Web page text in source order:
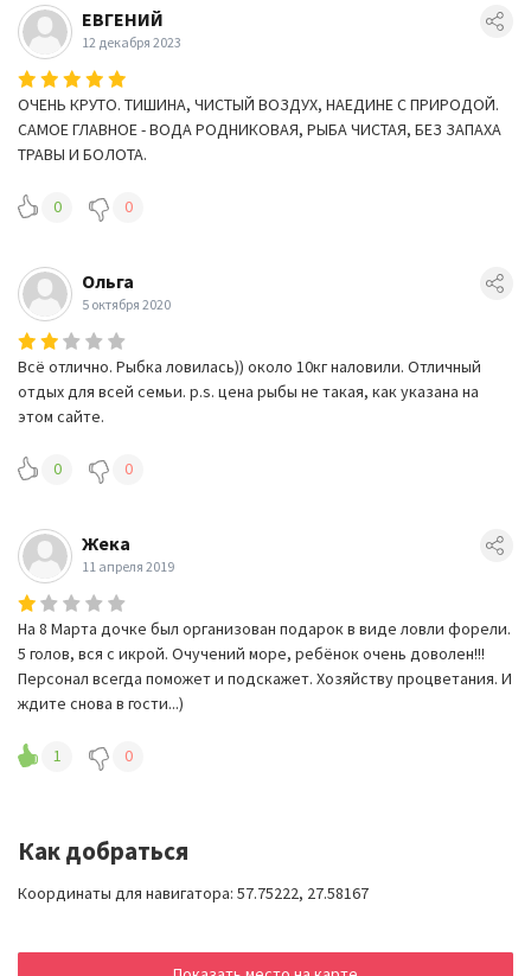
ЕВГЕНИЙ
12 декабря 2023
ОЧЕНЬ КРУТО. ТИШИНА, ЧИСТЫЙ ВОЗДУХ, НАЕДИНЕ С ПРИРОДОЙ.
САМОЕ ГЛАВНОЕ - ВОДА РОДНИКОВАЯ, РЫБА ЧИСТАЯ, БЕЗ ЗАПАХА
ТРАВЫ И БОЛОТА.
0 0
Ольга
5 октября 2020
Всё отлично. Рыбка ловилась)) около 10кг наловили. Отличный
отдых для всей семьи. p.s. цена рыбы не такая, как указана на
этом сайте.
0 0
Жека
11 апреля 2019
На 8 Марта дочке был организован подарок в виде ловли форели.
5 голов, вся с икрой. Очучений море, ребёнок очень доволен!!!
Персонал всегда поможет и подскажет. Хозяйству процветания. И
ждите снова в гости...)
1 0
Как добраться
Координаты для навигатора: 57.75222, 27.58167